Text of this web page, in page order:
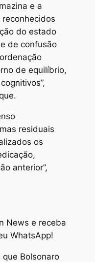
e a
do estado
de confusão
de equilíbrio,
residuais
os
anterior”,
News e receba
WhatsApp!
Bolsonaro